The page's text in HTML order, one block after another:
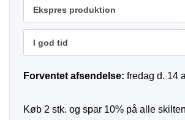
Ekspres produktion
I god tid
Forventet afsendelse: fredag d. 14
Køb 2 stk. og spar 10% på alle